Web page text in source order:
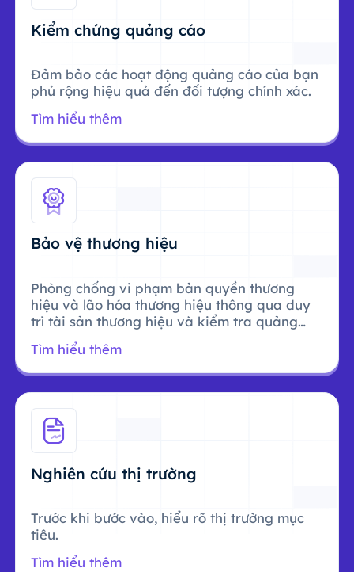
Kiểm chứng quảng cáo
Đảm bảo các hoạt động quảng cáo của bạn
phủ rộng hiệu quả đến đối tượng chính xác.
Tìm hiểu thêm
Bảo vệ thương hiệu
Phòng chống vi phạm bản quyền thương
hiệu và lão hóa thương hiệu thông qua duy
trì tài sản thương hiệu và kiểm tra quảng
Tìm hiểu thêm
Nghiên cứu thị trường
Trước khi bước vào, hiểu rõ thị trường mục
tiêu.
Tìm hiểu thêm